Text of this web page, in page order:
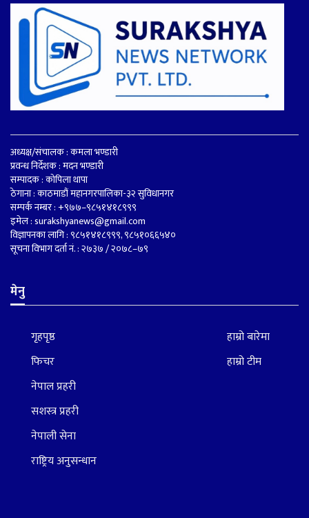
अध्यक्ष/संचालक : कमला भण्डारी
प्रवन्ध निर्देशक : मदन भण्डारी
सम्पादक : कोपिला थापा
ठेगाना : काठमाडौं महानगरपालिका-३२ सुविधानगर
सम्पर्क नम्बर : +९७७–९८५१४१८९९९
इमेल :surakshyanews@gmail.com
विज्ञापनका लागि : ९८५१४१८९९९, ९८५१०६६५४०
सूचना विभाग दर्ता नं. : २७३७ / २०७८–७९
मेनु
गृहपृष्ठ
फिचर
नेपाल प्रहरी
सशस्त्र प्रहरी
नेपाली सेना
राष्ट्रिय अनुसन्धान
हाम्रो बारेमा
हाम्रो टीम